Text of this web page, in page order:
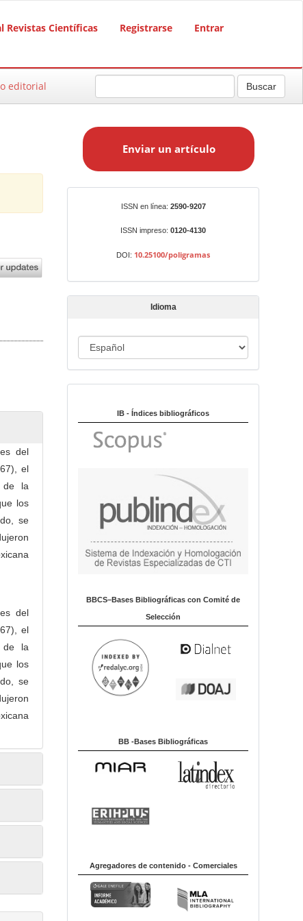
Revistas Científicas Registrarse Entrar
editorial Buscar
del
el
de la
los
se
del
el
de la
los
se
a
t
í
o
Enviar un artículo
ISSN en línea: 2590-9207
ISSN impreso: 0120-4130
DOI: 10.25100/poligramas
Idioma
d
m
IB - Índices bibliográficos
BBCS–Bases Bibliográficas con Comité de
Selección
BB -Bases Bibliográficas
Agregadores de contenido - Comerciales